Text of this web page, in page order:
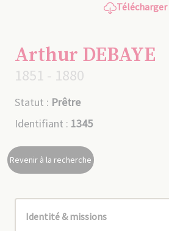
Télécharger
Arthur DEBAYE
1851 - 1880
Statut : Prêtre
Identifiant : 1345
Revenir à la recherche